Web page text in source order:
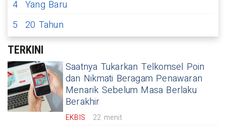
4 Yang Baru
5 20 Tahun
TERKINI
Saatnya Tukarkan Telkomsel Poin
dan Nikmati Beragam Penawaran
Menarik Sebelum Masa Berlaku
Berakhir
EKBIS 22 menit